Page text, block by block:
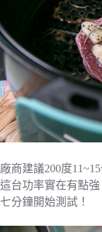
廠商建議200度
這台功率實在有點
七分鐘開始測試！